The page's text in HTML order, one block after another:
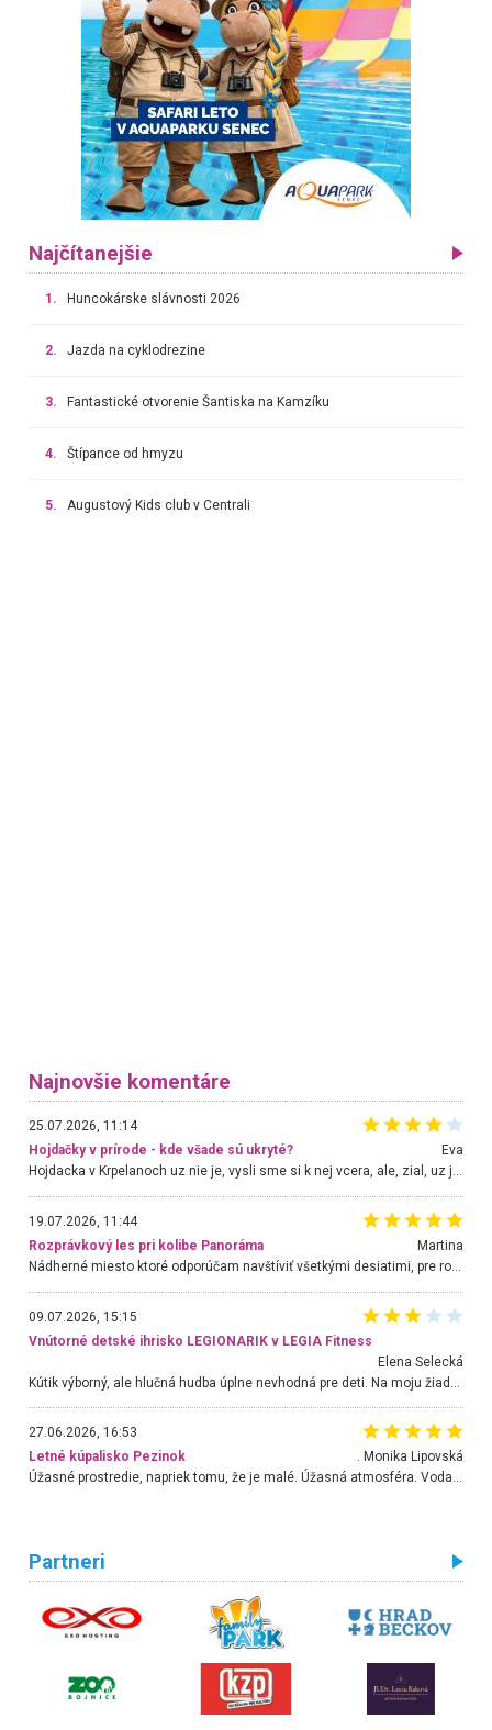
Najčítanejšie
1. Huncokárske slávnosti 2026
2. Jazda na cyklodrezine
3. Fantastické otvorenie Šantiska na Kamzíku
4. Štípance od hmyzu
5. Augustový Kids club v Centrali
Najnovšie komentáre
25.07.2026, 11:14
Hojdačky v prírode - kde všade sú ukryté?
Eva
Hojdacka v Krpelanoch uz nie je, vysli sme si k nej vcera, ale, zial, uz je znicena. Ak sem planujete cestu len kvoli hojdacke, mozete si ju usetrit. Krasny vyhlad je tu vsak aj bez hojdacky :-)
19.07.2026, 11:44
Rozprávkový les pri kolibe Panoráma
Martina
Nádherné miesto ktoré odporúčam navštíviť všetkými desiatimi, pre rodiny s deťmi, dôchodcom... Proste a jednoducho ozaj rozprávkový les.. určite ešte prídeme. Odniesli sme si na pamiatku krásne tričká,
09.07.2026, 15:15
Vnútorné detské ihrisko LEGIONARIK v LEGIA Fitness
Elena Selecká
27.06.2026, 16:53
Letné kúpalisko Pezinok
. Monika Lipovská
Úžasné prostredie, napriek tomu, že je malé. Úžasná atmosféra. Voda fantastická a nádherná. Ľudí je pomerne veľa, ale su mili a ohľaduplní. Je veľmi zaujímavé sledovať, ako dokážu spolu športovať cudzí ľudia a bez ohľadu na vek. Vládne tu pohoda. Vnuka neviem dostať z vody. Ďakujem za krásny deň . Urcite sa sem vrátim. Jediný problém je s parkovaním, ale aj ten sa mi podarilo vyriešiť. Monika Bratislava
Partneri